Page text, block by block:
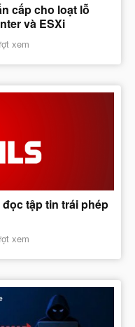
cấp cho loạt lỗ
và ESXi
xem
tập tin trái phép
xem